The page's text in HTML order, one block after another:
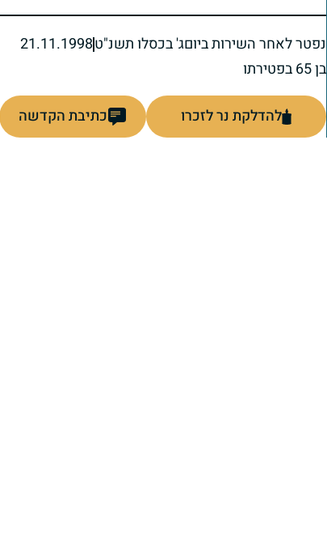
נפטר לאחר השירות ביוםג' בכסלו תשנ"ט21.11.1998
בן 65 בפטירתו
להדלקת נר לזכרו כתיבת הקדשה